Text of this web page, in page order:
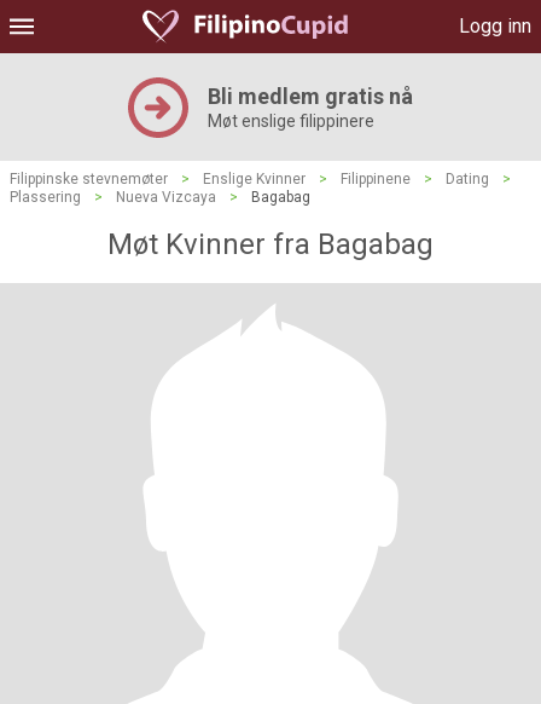
Logg inn
Bli medlem gratis nå
Møt enslige filippinere
Filippinske stevnemøter > Enslige Kvinner > Filippinene > Dating
>
Plassering
> Nueva Vizcaya > Bagabag
Møt Kvinner fra Bagabag